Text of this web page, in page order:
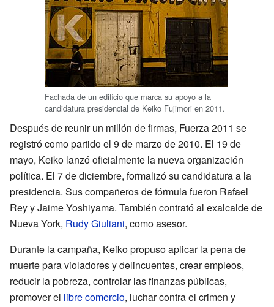
Fachada de un edificio que marca su apoyo a la
candidatura presidencial de Keiko Fujimori en 2011.
Después de reunir un millón de firmas, Fuerza 2011 se
registró como partido el 9 de marzo de 2010. El 19 de
mayo, Keiko lanzó oficialmente la nueva organización
política. El 7 de diciembre, formalizó su candidatura a la
presidencia. Sus compañeros de fórmula fueron Rafael
Rey y Jaime Yoshiyama. También contrató al exalcalde de
Nueva York, Rudy Giuliani, como asesor.
Durante la campaña, Keiko propuso aplicar la pena de
muerte para violadores y delincuentes, crear empleos,
reducir la pobreza, controlar las finanzas públicas,
promover el libre comercio, luchar contra el crimen y